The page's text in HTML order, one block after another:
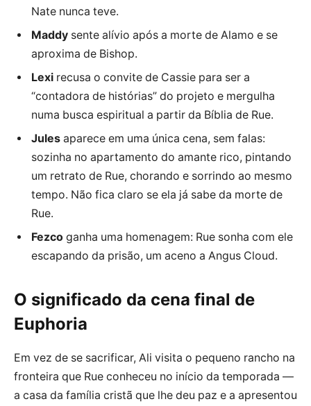
Nate nunca teve.
Maddy sente alívio após a morte de Alamo e se
aproxima de Bishop.
Lexi recusa o convite de Cassie para ser a
“contadora de histórias” do projeto e mergulha
numa busca espiritual a partir da Bíblia de Rue.
Jules aparece em uma única cena, sem falas:
sozinha no apartamento do amante rico, pintando
um retrato de Rue, chorando e sorrindo ao mesmo
tempo. Não fica claro se ela já sabe da morte de
Rue.
Fezco ganha uma homenagem: Rue sonha com ele
escapando da prisão, um aceno a Angus Cloud.
O significado da cena final de
Euphoria
Em vez de se sacrificar, Ali visita o pequeno rancho na
fronteira que Rue conheceu no início da temporada —
a casa da família cristã que lhe deu paz e a apresentou